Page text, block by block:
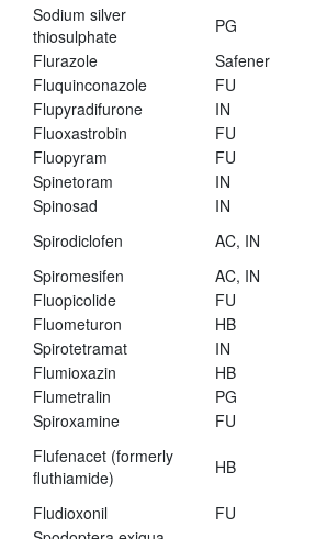
Sodium silver
thiosulphate
PG
Flurazole
Safener
Fluquinconazole
FU
Flupyradifurone
IN
Fluoxastrobin
FU
Fluopyram
FU
Spinetoram
IN
Spinosad
IN
Spirodiclofen
AC, IN
Spiromesifen
AC, IN
Fluopicolide
FU
Fluometuron
HB
Spirotetramat
IN
Flumioxazin
HB
Flumetralin
PG
Spiroxamine
FU
Flufenacet (formerly
fluthiamide)
HB
Fludioxonil
FU